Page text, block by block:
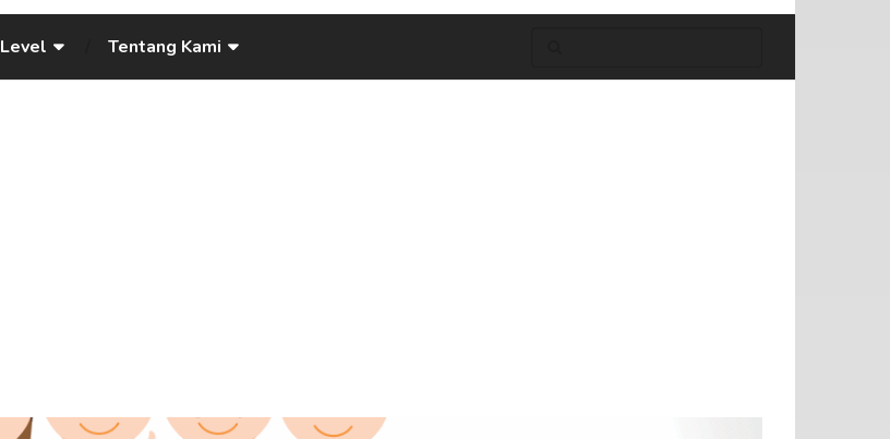
Level Tentang Kami